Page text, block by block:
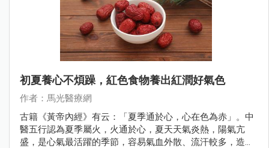
初夏養心不煩躁，紅色食物養出紅潤好氣色
作者：馬光醫療網
古籍《黃帝內經》有云：「夏季通於心，心在色為赤」。中
醫五行認為夏季屬火，火通於心，夏天天氣炎熱，陽氣亢
盛，是心氣最活躍的季節，容易氣血外散、流汗較多，造成